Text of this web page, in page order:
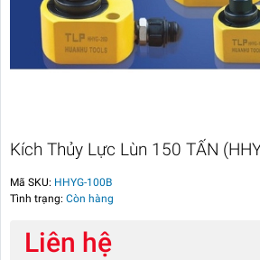
Kích Thủy Lực Lùn 150 TẤN
Mã SKU: HHYG-100B
Tình trạng: Còn hàng
Liên hệ